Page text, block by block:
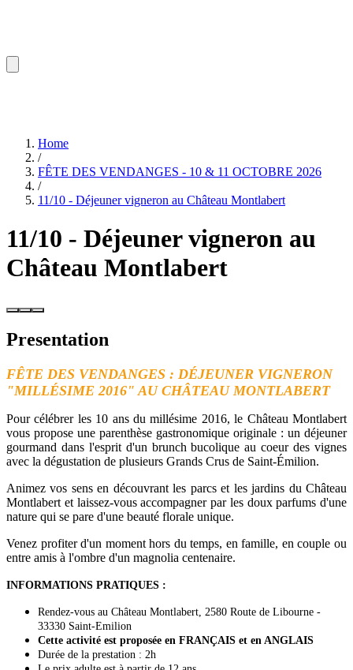
Home
/
FÊTE DES VENDANGES - 10 & 11 OCTOBRE 2026
/
11/10 - Déjeuner vigneron au Château Montlabert
11/10 - Déjeuner vigneron au
Château Montlabert
Presentation
FÊTE DES VENDANGES : DÉJEUNER VIGNERON
"MILLÉSIME 2016" AU CHÂTEAU MONTLABERT
Pour célébrer les 10 ans du millésime 2016, le Château Montlabert
vous propose une parenthèse gastronomique originale : un déjeuner
gourmand dans l'esprit d'un brunch bucolique au coeur des vignes
avec la dégustation de plusieurs Grands Crus de Saint-Émilion.
Animez vos sens en découvrant les parcs et les jardins du Château
Montlabert et laissez-vous accompagner par les doux parfums d'une
nature qui se pare d'une beauté florale unique.
Venez profiter d'un moment hors du temps, en famille, en couple ou
entre amis à l'ombre d'un magnolia centenaire.
INFORMATIONS PRATIQUES :
Rendez-vous au Château Montlabert, 2580 Route de Libourne -
33330 Saint-Emilion
Cette activité est proposée en FRANÇAIS et en ANGLAIS
Durée de la prestation : 2h